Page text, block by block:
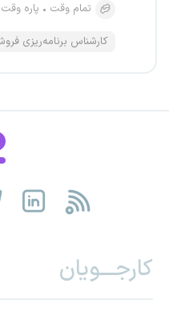
تمام وقت
پاره وقت
کارشناس برنامه‌ریزی
کارجـــویان